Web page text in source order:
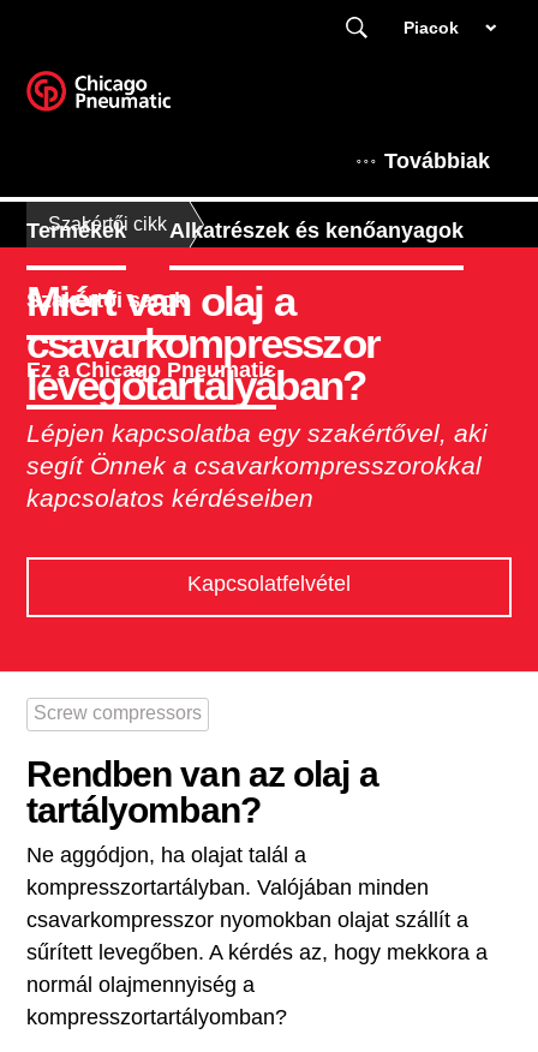
Piacok
Továbbiak
Termékek Alkatrészek és kenőanyagok
Szakértői sarok
Ez a Chicago Pneumatic
Szakértői cikk
Miért van olaj a
csavarkompresszor
levegőtartályában?
Lépjen kapcsolatba egy szakértővel, aki
segít Önnek a csavarkompresszorokkal
kapcsolatos kérdéseiben
Kapcsolatfelvétel
Screw compressors
Rendben van az olaj a
tartályomban?
Ne aggódjon, ha olajat talál a
kompresszortartályban. Valójában minden
csavarkompresszor nyomokban olajat szállít a
sűrített levegőben. A kérdés az, hogy mekkora a
normál olajmennyiség a
kompresszortartályomban?